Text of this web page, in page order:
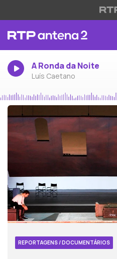
A Ronda da Noite
Luís Caetano
REPORTAGENS / DOCUMENTÁRIOS